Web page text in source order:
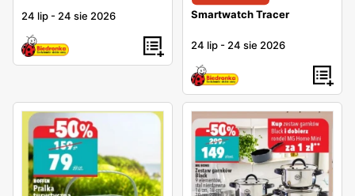
24 lip - 24 sie 2026 Smartwatch Tracer
24 lip - 24 sie 2026